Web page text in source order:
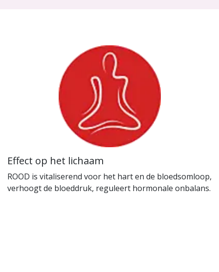
Effect op het lichaam
ROOD is vitaliserend voor het hart en de bloedsomloop,
verhoogt de bloeddruk, reguleert hormonale onbalans.